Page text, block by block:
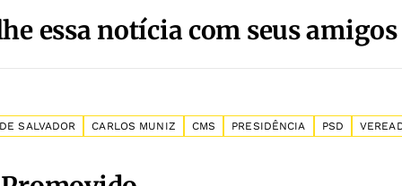
essa notícia com seus amigos
SALVADOR CARLOS MUNIZ CMS PRESIDÊNCIA PSD